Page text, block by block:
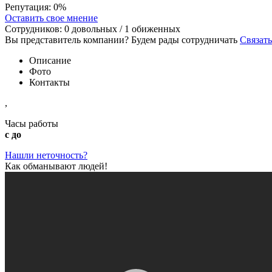
Репутация: 0%
Оставить свое мнение
Сотрудников: 0 довольных / 1 обиженных
Вы представитель компании? Будем рады сотрудничать
Описание
Фото
Контакты
,
Часы работы
с до
Нашли неточность?
Как обманывают людей!